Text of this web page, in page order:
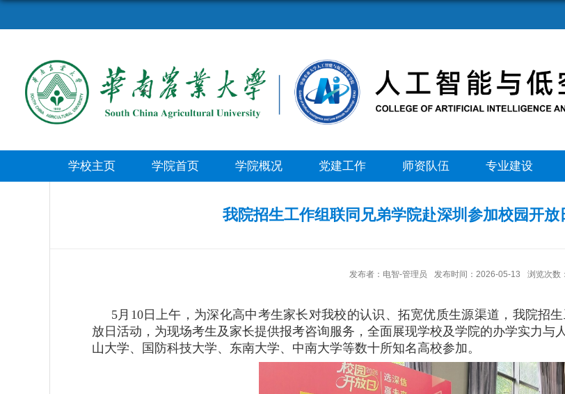
学校主页 学院首页 学院概况 党建工作 师资队伍 专业建设
我院招生工作组联同兄弟学院赴深圳参加校园开放
发布者：电智-管理员 发布时间：2026-05-13 浏览次数：
5月10日上午，为深化高中考生家长对我校的认识、拓宽优质生源渠道，我院招
放日活动，为现场考生及家长提供报考咨询服务，全面展现学校及学院的办学实力与
山大学、国防科技大学、东南大学、中南大学等数十所知名高校参加。